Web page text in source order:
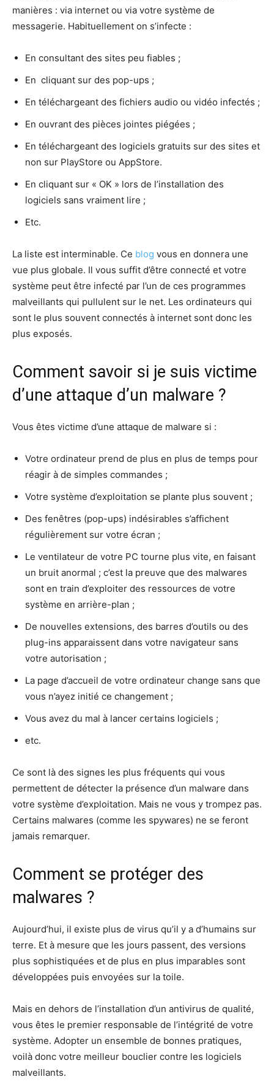
manières : via internet ou via votre système de
messagerie. Habituellement on s’infecte :
En consultant des sites peu fiables ;
En cliquant sur des pop-ups ;
En téléchargeant des fichiers audio ou vidéo infectés ;
En ouvrant des pièces jointes piégées ;
En téléchargeant des logiciels gratuits sur des sites et
non sur PlayStore ou AppStore.
En cliquant sur « OK » lors de l’installation des
logiciels sans vraiment lire ;
Etc.
La liste est interminable. Ce blog vous en donnera une
vue plus globale. Il vous suffit d’être connecté et votre
système peut être infecté par l’un de ces programmes
malveillants qui pullulent sur le net. Les ordinateurs qui
sont le plus souvent connectés à internet sont donc les
plus exposés.
Comment savoir si je suis victime
d’une attaque d’un malware ?
Vous êtes victime d’une attaque de malware si :
Votre ordinateur prend de plus en plus de temps pour
réagir à de simples commandes ;
Votre système d’exploitation se plante plus souvent ;
Des fenêtres (pop-ups) indésirables s’affichent
régulièrement sur votre écran ;
Le ventilateur de votre PC tourne plus vite, en faisant
un bruit anormal ; c’est la preuve que des malwares
sont en train d’exploiter des ressources de votre
système en arrière-plan ;
De nouvelles extensions, des barres d’outils ou des
plug-ins apparaissent dans votre navigateur sans
votre autorisation ;
La page d’accueil de votre ordinateur change sans que
vous n’ayez initié ce changement ;
Vous avez du mal à lancer certains logiciels ;
etc.
Ce sont là des signes les plus fréquents qui vous
permettent de détecter la présence d’un malware dans
votre système d’exploitation. Mais ne vous y trompez pas.
Certains malwares (comme les spywares) ne se feront
jamais remarquer.
Comment se protéger des
malwares ?
Aujourd’hui, il existe plus de virus qu’il y a d’humains sur
terre. Et à mesure que les jours passent, des versions
plus sophistiquées et de plus en plus imparables sont
développées puis envoyées sur la toile.
Mais en dehors de l’installation d’un antivirus de qualité,
vous êtes le premier responsable de l’intégrité de votre
système. Adopter un ensemble de bonnes pratiques,
voilà donc votre meilleur bouclier contre les logiciels
malveillants.